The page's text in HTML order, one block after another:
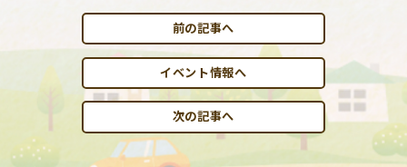
前の記事へ
イベント情報へ
次の記事へ